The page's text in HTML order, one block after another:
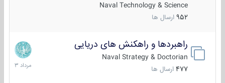
Naval Technology & Science
952 ارسال ها
راهبردها و راهکنش های دریایی
Naval Strategy & Doctorian
477 ارسال ها
2
مرداد
1403